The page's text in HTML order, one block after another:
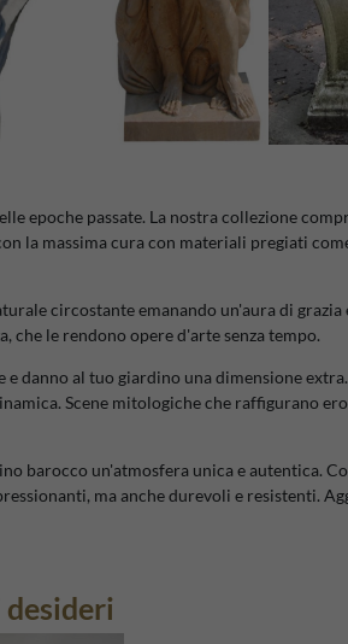
epoche passate. La nostra collezione
la massima cura con materiali pregiati
circostante emanando un'aura di grazia
che le rendono opere d'arte senza tempo.
danno al tuo giardino una dimensione
Scene mitologiche che raffigurano
barocco un'atmosfera unica e autentica.
ma anche durevoli e resistenti.